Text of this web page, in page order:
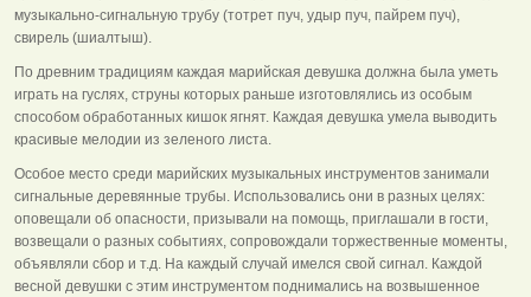
музыкально-сигнальную трубу (тотрет пуч, удыр пуч, пайрем пуч),
свирель (шиалтыш).
По древним традициям каждая марийская девушка должна была уметь
играть на гуслях, струны которых раньше изготовлялись из особым
способом обработанных кишок ягнят. Каждая девушка умела выводить
красивые мелодии из зеленого листа.
Особое место среди марийских музыкальных инструментов занимали
сигнальные деревянные трубы. Использовались они в разных целях:
оповещали об опасности, призывали на помощь, приглашали в гости,
возвещали о разных событиях, сопровождали торжественные моменты,
объявляли сбор и т.д. На каждый случай имелся свой сигнал. Каждой
весной девушки с этим инструментом поднимались на возвышенное